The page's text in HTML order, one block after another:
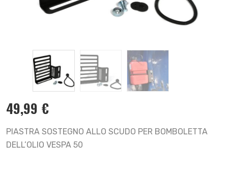
49,99 €
PIASTRA SOSTEGNO ALLO SCUDO PER BOMBOLETTA
DELL’OLIO VESPA 50